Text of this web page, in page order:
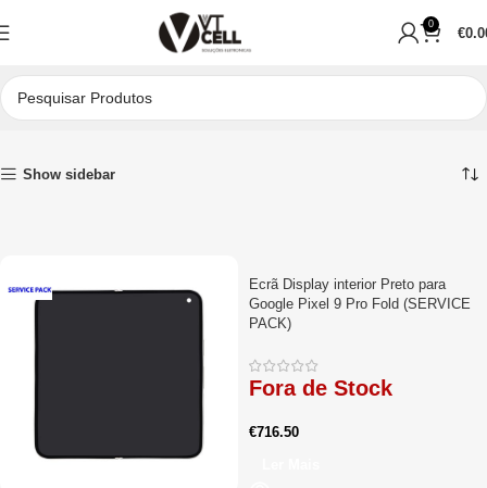
0
€
Início Peças para Reparações Telemóveis Google
Show sidebar
Ecrã Display interior Preto para
Google Pixel 9 Pro Fold (SERVICE
PACK)
Fora de Stock
€716.50